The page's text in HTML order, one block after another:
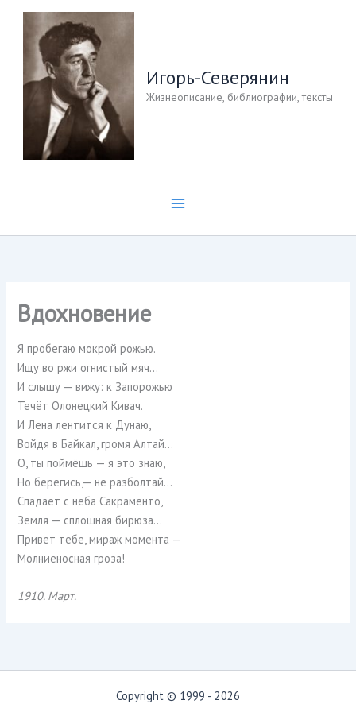
Перейти
содержимому
Игорь-Северянин
Жизнеописание, библиографии, тексты
Вдохновение
Я пробегаю мокрой рожью.
Ищу во ржи огнистый мяч…
И слышу — вижу: к Запорожью
Течёт Олонецкий Кивач.
И Лена лентится к Дунаю,
Войдя в Байкал, громя Алтай…
О, ты поймёшь — я это знаю,
Но берегись,— не разболтай…
Спадает с неба Сакраменто,
Земля — сплошная бирюза…
Привет тебе, мираж момента —
Молниеносная гроза!
1910. Март.
Copyright © 1999 - 2026